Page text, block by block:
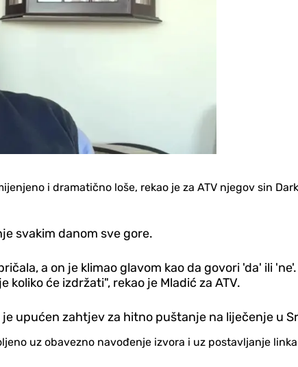
i dramatično loše, rekao je za ATV njegov sin
svakim danom sve gore.
a on je klimao glavom kao da govori 'da' ili
će izdržati", rekao je Mladić za ATV.
upućen zahtjev za hitno puštanje na liječenje u
uz obavezno navođenje izvora i uz postavljanje